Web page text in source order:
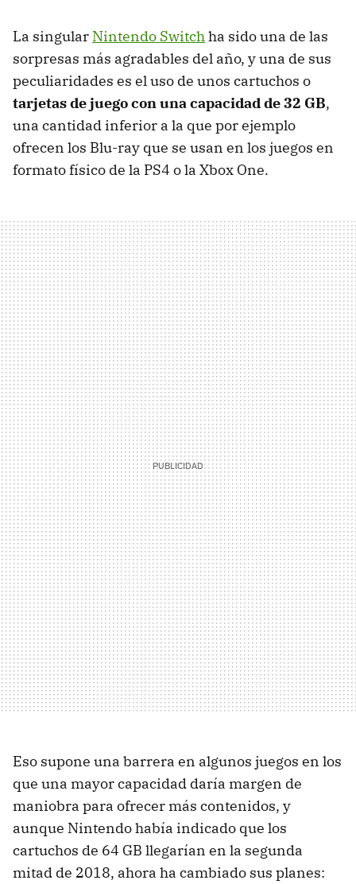
La singular Nintendo Switchha sido una de las
sorpresas más agradables del año, y una de sus
peculiaridades es el uso de unos cartuchos o
tarjetas de juego con una capacidad de 32 GB,
una cantidad inferior a la que por ejemplo
ofrecen los Blu-ray que se usan en los juegos en
formato físico de la PS4 o la Xbox One.
Eso supone una barrera en algunos juegos en los
que una mayor capacidad daría margen de
maniobra para ofrecer más contenidos, y
aunque Nintendo había indicado que los
cartuchos de 64 GB llegarían en la segunda
mitad de 2018, ahora ha cambiado sus planes: